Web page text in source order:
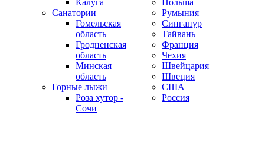
Калуга
Санатории
Гомельская
область
Гродненская
область
Минская
область
Горные лыжи
Роза хутор -
Сочи
Польша
Румыния
Сингапур
Тайвань
Франция
Чехия
Швейцария
Швеция
США
Россия